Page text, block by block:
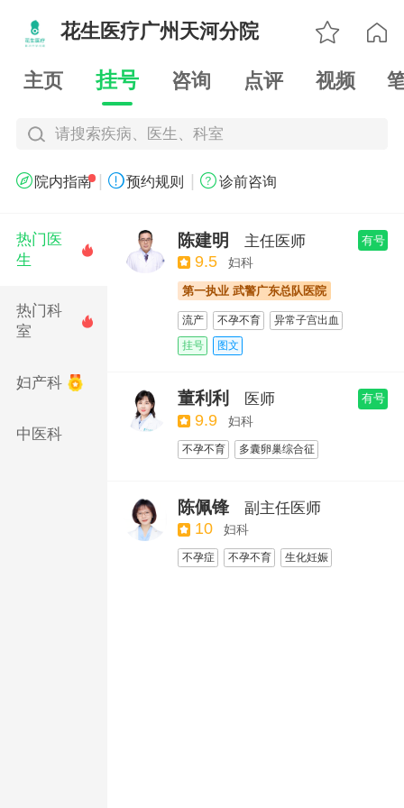
花生医疗广州天河分院  
主页 挂号 咨询 点评 视频
请搜索疾病、医生、科室
 院内指南 预约规则 诊前咨询
热门医
生

热门科
室

妇产科
中医科
陈建明 主任医师 有号
9.5 妇科
第一执业 武警广东总队医院
流产 不孕不育
异常子宫出血
高泌乳素血症
黄体功能不全
不孕不育
挂号 图文
董利利 医师 有号
9.9 妇科
不孕不育
多囊卵巢综合征
陈佩锋 副主任医师
10 妇科
不孕症 不孕不育
生化妊娠